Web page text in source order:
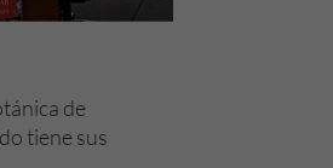
de
tiene sus